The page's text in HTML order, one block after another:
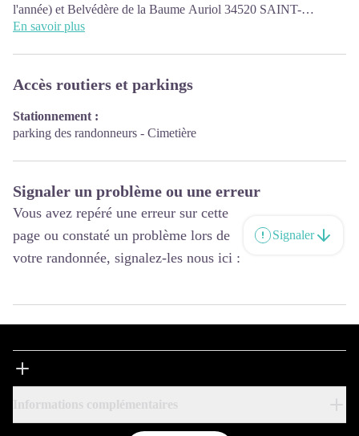
l'année) et Belvédère de la Baume Auriol 34520 SAINT-
MAURICE-DE-NAVACELLES (accueil saisonnier)
conseille et vous accompagne dans la préparation de votre séjour :
recherche d’hébergement ou de restaurant, billetterie, activités,
bien-être, patrimoine, découverte des savoir-faire grâce à la
boutique vitrine de territoire…
Nous vous invitons à partir à la découverte de cette terre sportive,
gourmande, d’Art et d’Histoire qui vous surprendra et vous
En savoir plus
Accès routiers et parkings
Stationnement :
parking des randonneurs - Cimetière
Signaler un problème ou une erreur
Vous avez repéré une erreur sur cette
page ou constaté un problème lors de
votre randonnée, signalez-les nous ici :
Signaler
Informations complémentaires